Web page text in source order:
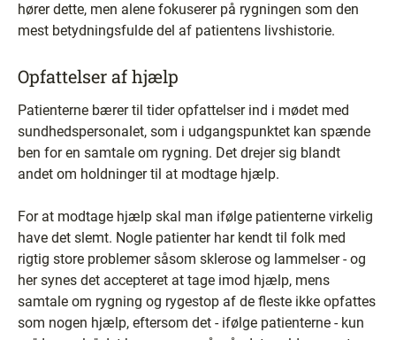
hører dette, men alene fokuserer på rygningen som den
mest betydningsfulde del af patientens livshistorie.
Opfattelser af hjælp
Patienterne bærer til tider opfattelser ind i mødet med
sundhedspersonalet, som i udgangspunktet kan spænde
ben for en samtale om rygning. Det drejer sig blandt
andet om holdninger til at modtage hjælp.
For at modtage hjælp skal man ifølge patienterne virkelig
have det slemt. Nogle patienter har kendt til folk med
rigtig store problemer såsom sklerose og lammelser - og
her synes det accepteret at tage imod hjælp, mens
samtale om rygning og rygestop af de fleste ikke opfattes
som nogen hjælp, eftersom det - ifølge patienterne - kun